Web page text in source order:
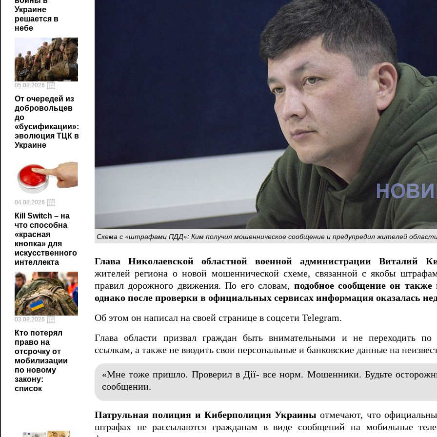
Украине
решается в
небе
05.08.2026
От очередей из
добровольцев
до
«бусификации»:
эволюция ТЦК в
Украине
04.08.2026
Кill Switch – на
что способна
«красная
кнопка» для
искусственного
интеллекта
03.08.2026
Кто потерял
право на
отсрочку от
мобилизации
по новому
закону:
список
Схема с «штрафами ПДД»: Ким получил мошенническое сообщение и предупредил жителей
Глава Николаевской областной военной администрации Виталий
жителей региона о новой мошеннической схеме, связанной с якобы
правил дорожного движения. По его словам, подобное сообщение он
однако после проверки в официальных сервисах информация оказалась
Об этом он написал на своей странице в соцсети Telegram.
Глава области призвал граждан быть внимательными и не переходить по
ссылкам, а также не вводить свои персональные и банковские данные на
«Мне тоже пришло. Проверил в Дії- все норм. Мошенники. Будьте
сообщении.
Патрульная полиция и Киберполиция Украины отмечают, что
штрафах не рассылаются гражданам в виде сообщений на мобильные